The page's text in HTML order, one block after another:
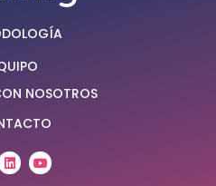
NOSOTROS
LinkedinYoutube